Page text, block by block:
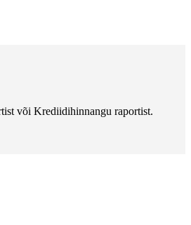
või Krediidihinnangu raportist.